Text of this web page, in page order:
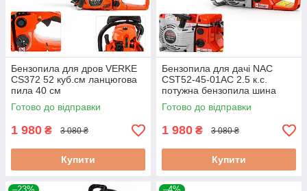
Бензопила для дров VERKE
CS372 52 куб.см ланцюгова
пила 40 см
Готово до відправки
1 980 ₴ 3 080 ₴
Купити
Бензопила для дачі NAC
CST52-45-01AC 2.5 к.с.
потужна бензопила шина
40см
Готово до відправки
1 980 ₴ 3 080 ₴
Купити